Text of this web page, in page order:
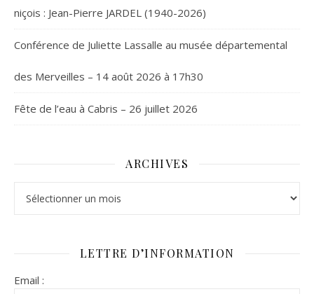
niçois : Jean-Pierre JARDEL (1940-2026)
Conférence de Juliette Lassalle au musée départemental
des Merveilles – 14 août 2026 à 17h30
Fête de l’eau à Cabris – 26 juillet 2026
ARCHIVES
LETTRE D’INFORMATION
Email :